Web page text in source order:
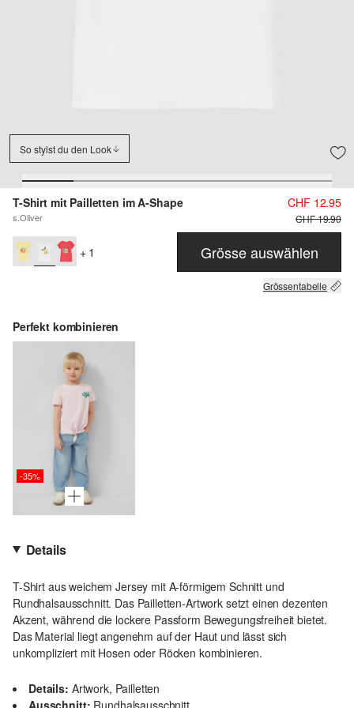
So stylst du den Look
T-Shirt mit Pailletten im A-Shape
s.Oliver
CHF 12.95
CHF 19.90
+ 1 Grösse auswählen
Grössentabelle
Perfekt kombinieren
-35%
Details
T-Shirt aus weichem Jersey mit A-förmigem Schnitt und
Rundhalsausschnitt. Das Pailletten-Artwork setzt einen dezenten
Akzent, während die lockere Passform Bewegungsfreiheit bietet.
Das Material liegt angenehm auf der Haut und lässt sich
unkompliziert mit Hosen oder Röcken kombinieren.
Details: Artwork, Pailletten
Ausschnitt: Rundhalsausschnitt